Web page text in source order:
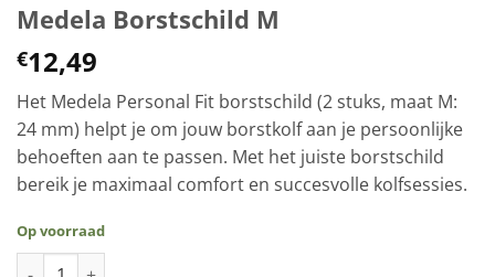
Medela Borstschild M
€12,49
Het Medela Personal Fit borstschild (2 stuks, maat M:
24 mm) helpt je om jouw borstkolf aan je persoonlijke
behoeften aan te passen. Met het juiste borstschild
bereik je maximaal comfort en succesvolle kolfsessies.
Op voorraad
Medela Borstschild M aantal